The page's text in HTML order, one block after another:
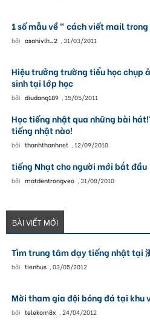
1 số mẫu về " cách viết mail
bởi asahivlh_2 , 31/03/2011
Hiệu trưởng trường tiểu học chụp
sinh tại lớp học
bởi diudang189 , 15/05/2011
Học tiếng nhật qua những bài
tiếng nhật nào!
bởi thanhthanhnet , 12/09/2010
tiếng Nhạt cho người mới bắt đầu
bởi matdentrongveo , 31/08/2010
BÀI VIẾT MỚI
Tìm trung tâm dạy tiếng nhật tại
bởi tienhus , 03/05/2012
Mời tham gia đội bóng đá tại khu
bởi telekom8x , 24/04/2012